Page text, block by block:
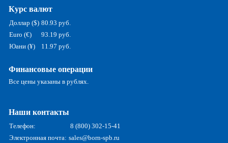
Курс валют
Доллар ($) 80.93 руб.
Euro (€)
93.19 руб.
Юани (¥)
11.97 руб.
Финансовые операции
Все цены указаны в рублях.
Наши контакты
Телефон:
8 (800) 302-15-41
Электронная почта: sales@born-spb.ru